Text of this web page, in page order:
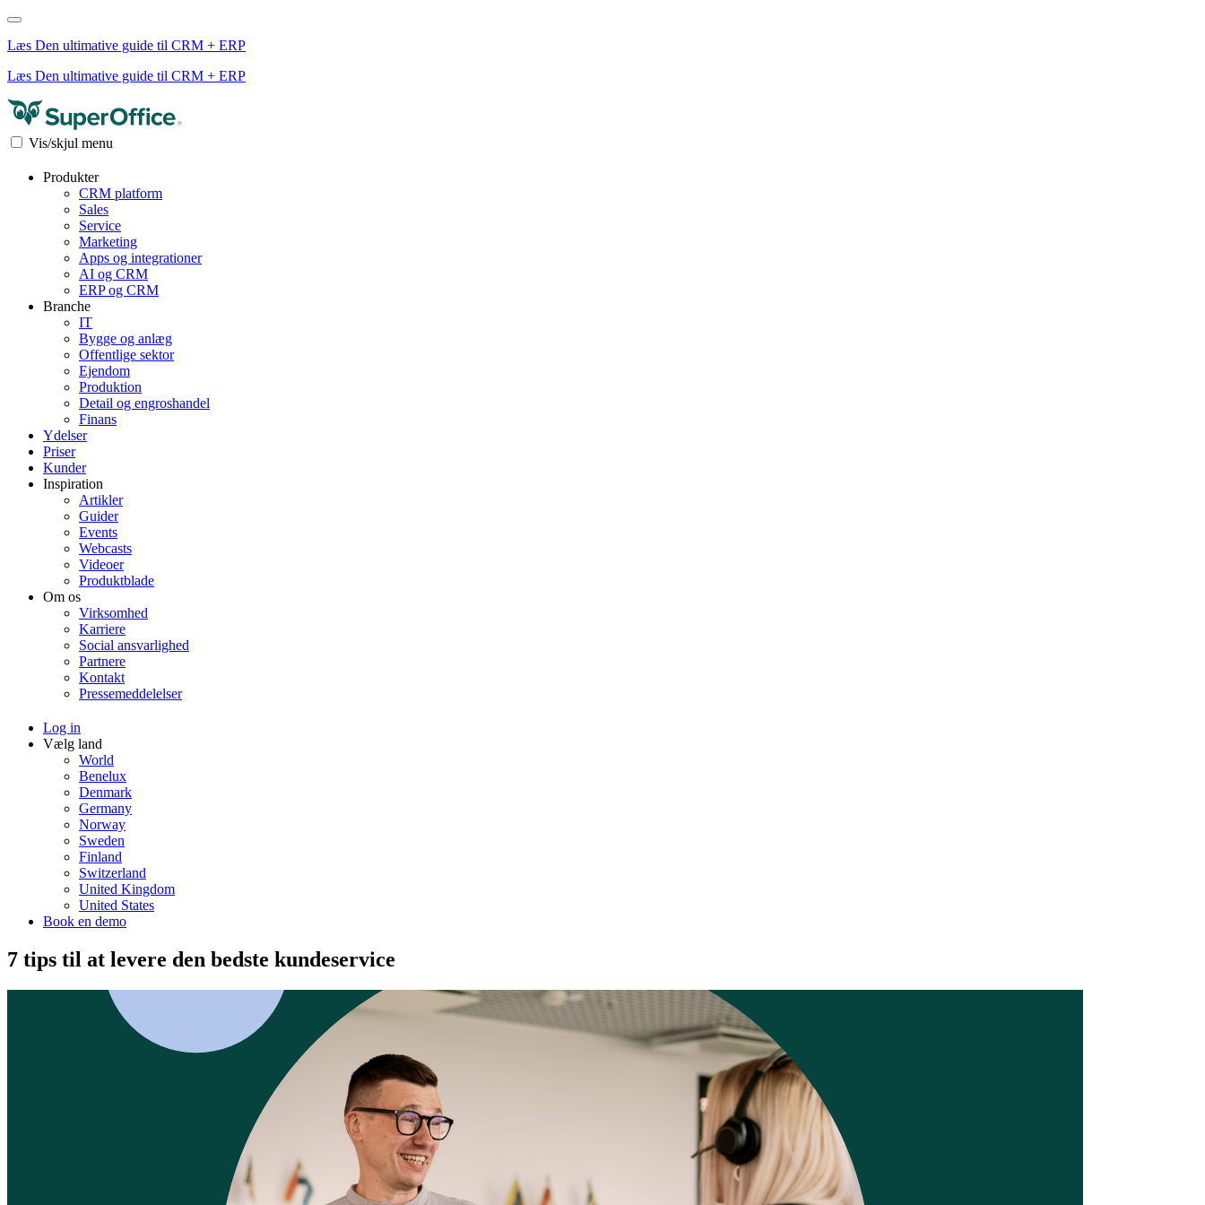
Læs Den ultimative guide til CRM + ERP
Læs Den ultimative guide til CRM + ERP
Vis/skjul menu
Produkter
CRM platform
Sales
Service
Marketing
Apps og integrationer
AI og CRM
ERP og CRM
Branche
IT
Bygge og anlæg
Offentlige sektor
Ejendom
Produktion
Detail og engroshandel
Finans
Ydelser
Priser
Kunder
Inspiration
Artikler
Guider
Events
Webcasts
Videoer
Produktblade
Om os
Virksomhed
Karriere
Social ansvarlighed
Partnere
Kontakt
Pressemeddelelser
Log in
Vælg land
World
Benelux
Denmark
Germany
Norway
Sweden
Finland
Switzerland
United Kingdom
United States
Book en demo
7 tips til at levere den bedste kundeservice